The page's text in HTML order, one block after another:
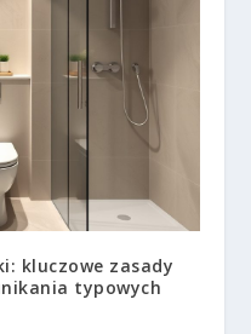
kluczowe zasady
typowych